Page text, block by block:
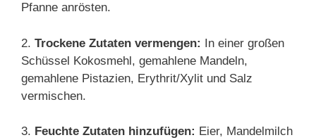
Pfanne anrösten.
2. Trockene Zutaten vermengen: In einer großen
Schüssel Kokosmehl, gemahlene Mandeln,
gemahlene Pistazien, Erythrit/Xylit und Salz
vermischen.
3. Feuchte Zutaten hinzufügen: Eier, Mandelmilch